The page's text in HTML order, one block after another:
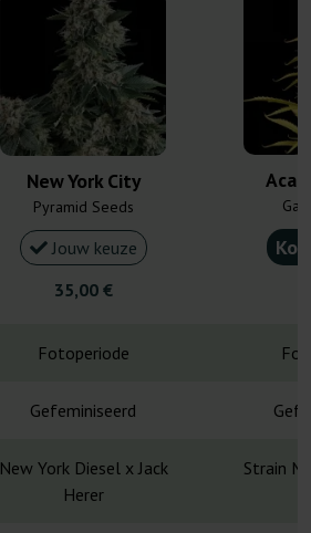
New York City
Pyramid Seeds
Jouw keuze
35,00 €
Fotoperiode
Gefeminiseerd
New York Diesel x Jack
Herer
Strain